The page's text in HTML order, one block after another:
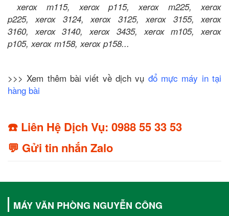
xerox m115, xerox p115, xerox m225, xerox
p225, xerox 3124, xerox 3125, xerox 3155, xerox
3160, xerox 3140, xerox 3435, xerox m105, xerox
p105, xerox m158, xerox p158...
>>> Xem thêm bài viết về dịch vụ đổ mực máy in tại
hàng bài
☎️ Liên Hệ Dịch Vụ: 0988 55 33 53
💬 Gửi tin nhắn Zalo
MÁY VĂN PHÒNG NGUYỄN CÔNG